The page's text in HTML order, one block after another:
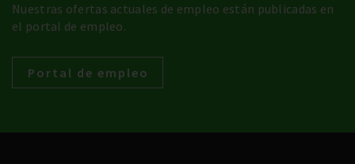
Nuestras ofertas actuales de empleo están publicadas en
el portal de empleo.
Portal de empleo